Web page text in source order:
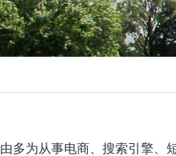
由多为从事电商、搜索引擎、